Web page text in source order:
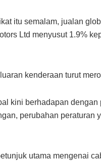
itu semalam, jualan
Ltd menyusut 1.9%
kenderaan turut
kini berhadapan
perubahan peraturan
utama mengenai